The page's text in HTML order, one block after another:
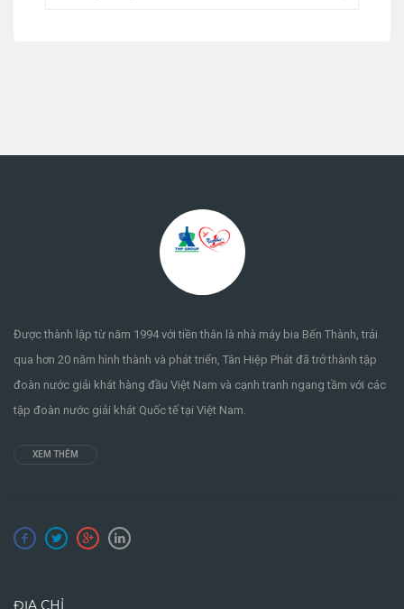
Được thành lập từ năm 1994 với tiền thân là nhà máy bia Bến Thành, trải
qua hơn 20 năm hình thành và phát triển, Tân Hiệp Phát đã trở thành tập
đoàn nước giải khát hàng đầu Việt Nam và cạnh tranh ngang tầm với các
tập đoàn nước giải khát Quốc tế tại Việt Nam.
XEM THÊM
ĐỊA CHỈ